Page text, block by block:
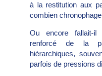
à la restitution aux
combien
Ou encore fallait-il
renforcé de la
hiérarchiques,
parfois de pressions